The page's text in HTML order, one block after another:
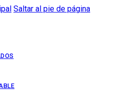
Saltar al pie de página